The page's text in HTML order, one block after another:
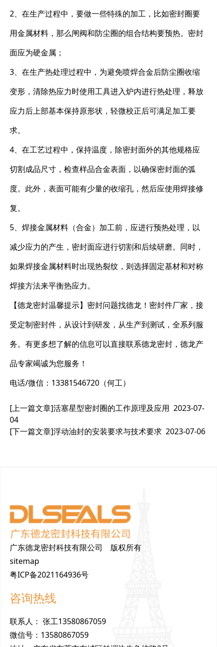
2、在生产过程中，要做一些特殊的加工，比如密封圈要
用金属材料，那么闸阀和防尘圈的组合结构要预热。密封
面应为硬金属；
3、在生产热处理过程中，为避免喷焊合金后防尘圈收缩
变形，清除热应力时使用工具进入炉内进行热处理，释放
应力后上部基本保持原形状，轻微校正后可满足加工要
求。
4、在工艺过程中，保持温度，除密封面外的其他规格应
切割成品尺寸，检查样品合金表面，以确保密封面的弧
度。此外，表面可能有少量的收缩孔，然后应使用焊接修
复。
5、焊接金属材料（合金）加工前，应进行预热处理，以
减少应力的产生，密封面应进行切割和后续研磨。同时，
如果焊接金属材料时出现热裂纹，则选择固定基材和对称
焊接方法来平衡热应力。
【德龙密封温馨提示】密封问题找德龙！密封件厂家，接
受定制密封件，从设计到研发，从生产到测试，全系列服
务。有更多想了解的信息可以直接联系德龙密封，德龙产
品专家竭诚为您服务！
电话/微信：13381546720（何工）
[上一篇文章]活塞星型密封圈的工作原理及应用 2023-07-
04
[下一篇文章]浮动油封的安装要求与技术要求 2023-07-06
广东德龙密封科技有限公司 版权所有
sitemap
粤ICP备2021164936号
咨询热线
联系人 ： 张工13580867059
微信号 ： 13580867059